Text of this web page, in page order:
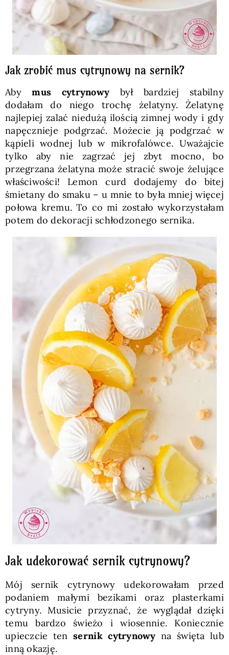
Jak zrobić mus cytrynowy na sernik?
Abymus cytrynowy był bardziej stabilny
dodałam do niego trochę żelatyny. Żelatynę
najlepiej zalać niedużą ilością zimnej wody i gdy
napęcznieje podgrzać. Możecie ją podgrzać w
kąpieli wodnej lub w mikrofalówce. Uważajcie
tylko aby nie zagrzać jej zbyt mocno, bo
przegrzana żelatyna może stracić swoje żelujące
właściwości! Lemon curd dodajemy do bitej
śmietany do smaku – u mnie to była mniej więcej
połowa kremu. To co mi zostało wykorzystałam
potem do dekoracji schłodzonego sernika.
Jak udekorować sernik cytrynowy?
Mój sernik cytrynowy udekorowałam przed
podaniem małymi bezikami oraz plasterkami
cytryny. Musicie przyznać, że wyglądał dzięki
temu bardzo świeżo i wiosennie. Koniecznie
upieczcie tensernik cytrynowy na święta lub
inną okazję.